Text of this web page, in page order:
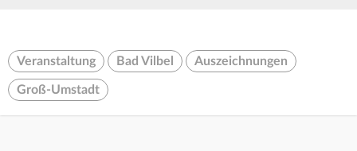
Veranstaltung Bad Vilbel Auszeichnungen
Groß-Umstadt